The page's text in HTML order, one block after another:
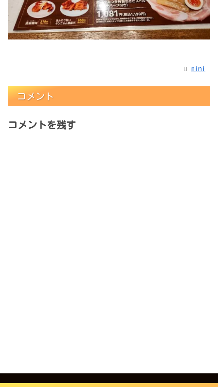
mini
コメント
コメントを残す